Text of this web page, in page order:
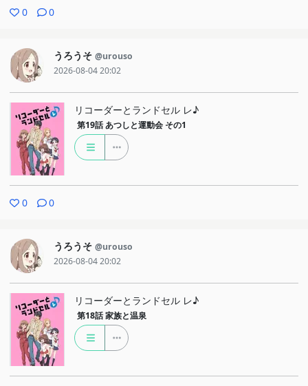
0 0
うろうそ @urouso
2026-08-04 20:02
リコーダーとランドセル レ♪
第19話 あつしと運動会 その1
0 0
うろうそ @urouso
2026-08-04 20:02
リコーダーとランドセル レ♪
第18話 家族と温泉